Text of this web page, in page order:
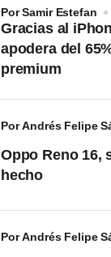
Gracias al
apodera del
premium
por Samir Estefan
Oppo Reno 16,
hecho
por Andrés Felipe
por Andrés Felipe